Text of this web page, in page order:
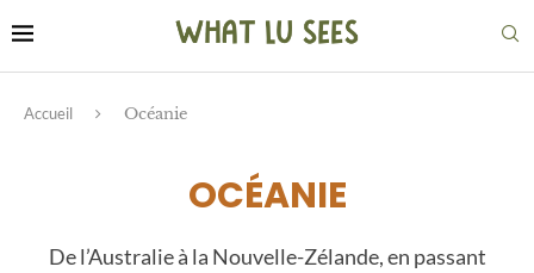
Accueil Océanie
OCÉANIE
De l’Australie à la Nouvelle-Zélande, en passant